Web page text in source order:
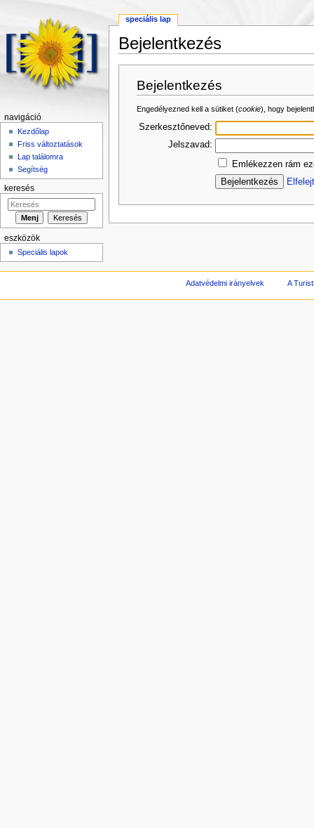
Bejelentkezés
Bejelentkezés
Engedélyezned kell a sütiket (cookie), hogy
Szerkesztőneved:
Jelszavad:
Emlékezzen rám
speciális lap
navigáció
Kezdőlap
Friss változtatások
Lap találomra
Segítség
keresés
eszközök
Speciális lapok
Adatvédelmi irányelvek A